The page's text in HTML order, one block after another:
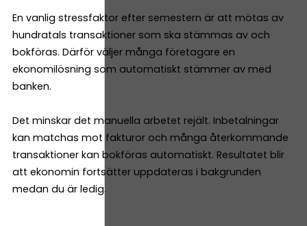
En vanlig stressfaktor efter semestern är att mötas av
hundratals transaktioner som ska stämmas av och
bokföras. Därför väljer många företagare en
ekonomilösning som automatiskt stämmer av med
banken.
Det minskar det manuella arbetet rejält. Inbetalningar
kan matchas mot fakturor och många återkommande
transaktioner kan bokföras automatiskt. Resultatet blir
att ekonomin fortsätter uppdateras i bakgrunden
medan du är ledig.